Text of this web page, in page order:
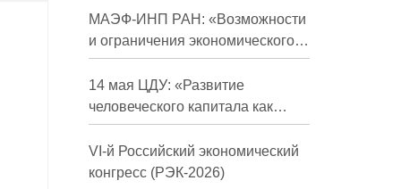
Евгеньевича
МАЭФ-ИНП РАН: «Возможности
и ограничения экономического
развития России в средне- и
долгосрочной перспективе»
14 мая ЦДУ: «Развитие
человеческого капитала как
фактор экономического роста»
VI-й Российский экономический
конгресс (РЭК-2026)